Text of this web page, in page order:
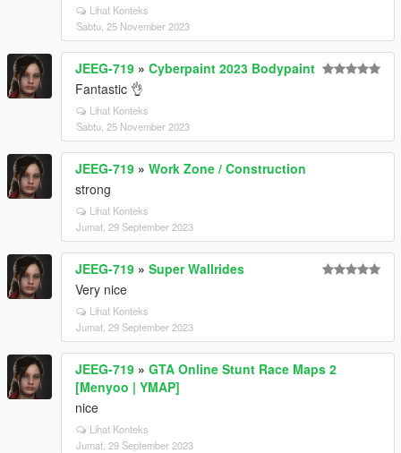
Lihat Konteks
Sabtu, 25 November 2023
JEEG-719 » Cyberpaint 2023 Bodypaint
Fantastic 👌
Lihat Konteks
Sabtu, 25 November 2023
JEEG-719 » Work Zone / Construction
strong
Lihat Konteks
Jumat, 29 September 2023
JEEG-719 » Super Wallrides
Very nice
Lihat Konteks
Jumat, 29 September 2023
JEEG-719 » GTA Online Stunt Race Maps 2
[Menyoo | YMAP]
nice
Lihat Konteks
Jumat, 29 September 2023